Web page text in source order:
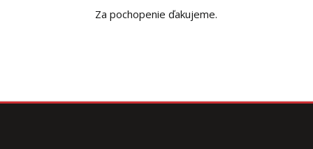
Za pochopenie ďakujeme.